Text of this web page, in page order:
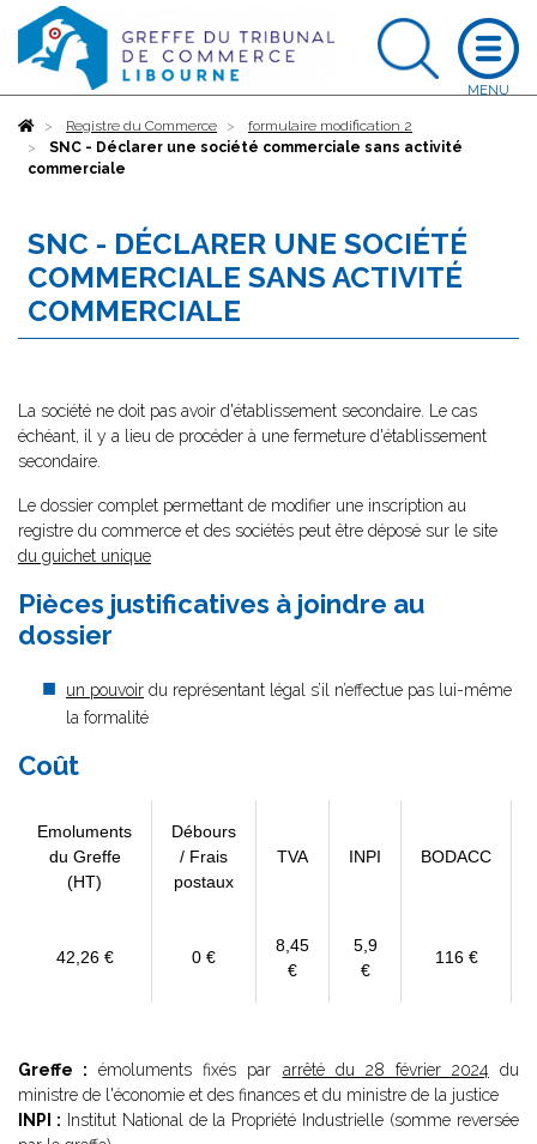
AccueilRegistre du Commerce
formulaire modification 2
SNC - Déclarer une société commerciale sans activité
commerciale
SNC - DÉCLARER UNE SOCIÉTÉ
COMMERCIALE SANS ACTIVITÉ
COMMERCIALE
La société ne doit pas avoir d'établissement secondaire. Le cas
échéant, il y a lieu de procéder à une fermeture d'établissement
secondaire.
Le dossier complet permettant de modifier une inscription au
registre du commerce et des sociétés peut être déposé sur le site
du guichet unique
Pièces justificatives à joindre au
dossier
un pouvoir du représentant légal s’il n’effectue pas lui-même
la formalité
Coût
Emoluments
du Greffe
(HT)
Débours
/ Frais
postaux
TVA INPI BODACC
42,26 € 0 €
8,45
€
5,9
€
116 €
Greffe : émoluments fixés par arrêté du 28 février 2024 du
ministre de l'économie et des finances et du ministre de la justice
INPI : Institut National de la Propriété Industrielle (somme reversée